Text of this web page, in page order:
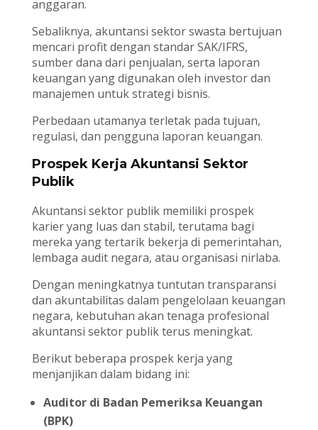
anggaran.
Sebaliknya, akuntansi sektor swasta bertujuan
mencari profit dengan standar SAK/IFRS,
sumber dana dari penjualan, serta laporan
keuangan yang digunakan oleh investor dan
manajemen untuk strategi bisnis.
Perbedaan utamanya terletak pada tujuan,
regulasi, dan pengguna laporan keuangan.
Prospek Kerja Akuntansi Sektor
Publik
Akuntansi sektor publik memiliki prospek
karier yang luas dan stabil, terutama bagi
mereka yang tertarik bekerja di pemerintahan,
lembaga audit negara, atau organisasi nirlaba.
Dengan meningkatnya tuntutan transparansi
dan akuntabilitas dalam pengelolaan keuangan
negara, kebutuhan akan tenaga profesional
akuntansi sektor publik terus meningkat.
Berikut beberapa prospek kerja yang
menjanjikan dalam bidang ini:
Auditor di Badan Pemeriksa Keuangan
(BPK)